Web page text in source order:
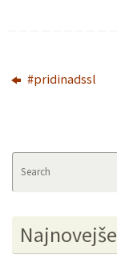
#pridinadssl
Najnovejše